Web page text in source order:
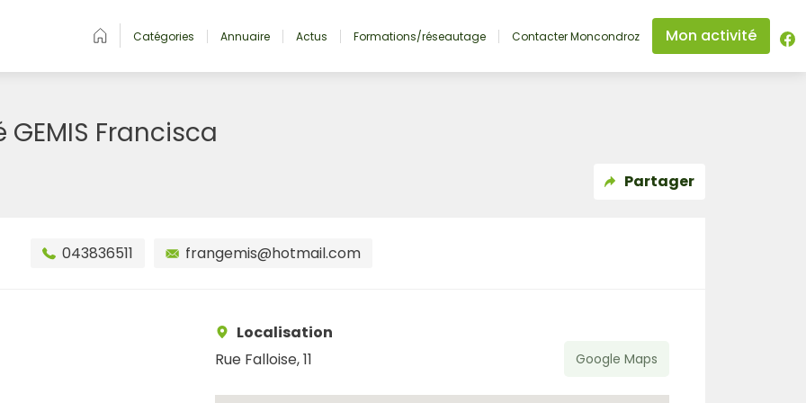
Catégories Annuaire Actus Formations/réseautage Contacter Moncondroz Mon activité
Francisca
Partager
043836511 frangemis@hotmail.com
Localisation
Rue Falloise, 11
Google Maps